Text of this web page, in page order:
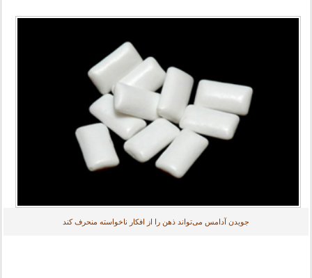
جویدن آدامس می‌تواند ذهن را از افکار ناخواسته منحرف کند